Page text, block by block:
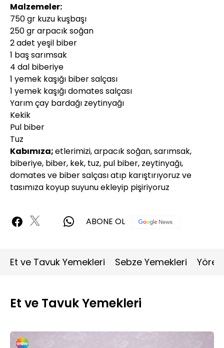
Malzemeler:
750 gr kuzu kuşbaşı
250 gr arpacık soğan
2 adet yeşil biber
1 baş sarımsak
4 dal biberiye
1 yemek kaşığı biber salçası
1 yemek kaşığı domates salçası
Yarım çay bardağı zeytinyağı
Kekik
Pul biber
Tuz
Kabımıza;etlerimizi, arpacık soğan, sarımsak,
biberiye, biber, kek, tuz, pul biber, zeytinyağı,
domates ve biber salçası atıp karıştırıyoruz ve
tasımıza koyup suyunu ekleyip pişiriyoruz
ABONE OL
Et ve Tavuk Yemekleri Sebze Yemekleri
Et ve Tavuk Yemekleri